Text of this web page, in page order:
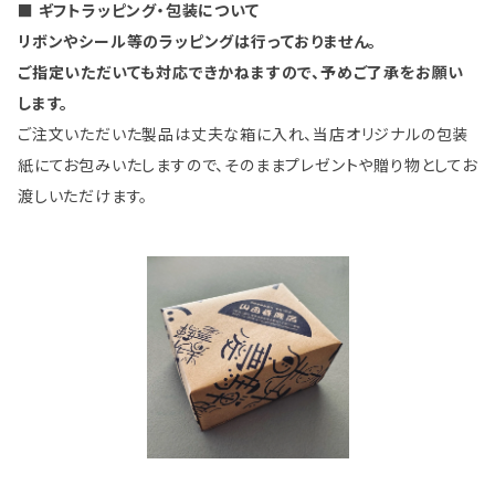
■ ギフトラッピング・包装について
リボンやシール等のラッピングは行っておりません。
ご指定いただいても対応できかねますので、予めご了承をお願い
します。
ご注文いただいた製品は丈夫な箱に入れ、当店オリジナルの包装
紙にてお包みいたしますので、そのままプレゼントや贈り物としてお
渡しいただけます。